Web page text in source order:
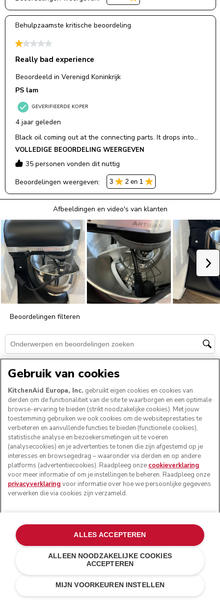
Kosten besparen€ 70,35
Gebruik van cookies
KitchenAid Europa, Inc. gebruikt eigen cookies en cookies van
derden om de functionaliteit van de site te waarborgen en een optimale
browse-ervaring te bieden (strikt noodzakelijke cookies). Met jouw
toestemming gebruiken we ook cookies om de websiteprestaties te
verbeteren en aanvullende functies te bieden (functionele cookies),
statistische analyse en bezoekersmetingen uit te voeren
(analysecookies) en je advertenties te tonen die zijn afgestemd op je
interesses en browsegedrag – waaronder via derden en op andere
platforms (advertentiecookies). Raadpleeg onze cookieverklaring
voor meer informatie of om je instellingen te beheren. Raadpleeg onze
privacyverklaring voor informatie over hoe we persoonlijke gegevens
verwerken die via cookies zijn verzameld.
MIJN VOORKEUREN INSTELLEN
ALLEEN NOODZAKELIJKE COOKIES
ACCEPTEREN
ALLES ACCEPTEREN